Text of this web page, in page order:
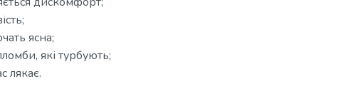
ясна;
які турбують;
лякає.